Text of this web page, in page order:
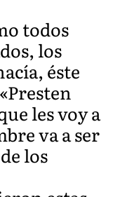
todos
los
éste
les voy a
va a ser
los